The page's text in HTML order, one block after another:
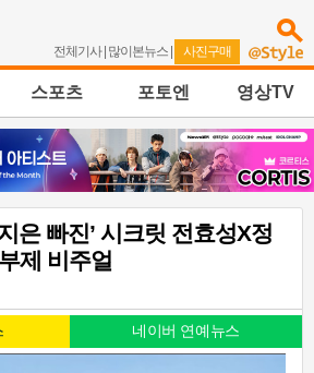
전체기사| 많이본뉴스 | 사진구매
스포츠 포토엔 영상TV
은 빠진’ 시크릿 전효성X정
제 비주얼
네이버 연예뉴스